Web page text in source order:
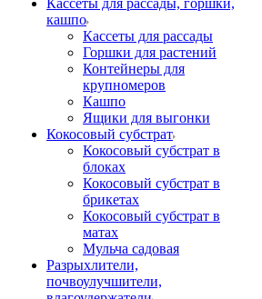
Кассеты для рассады, горшки,
кашпо
Кассеты для рассады
Горшки для растений
Контейнеры для
крупномеров
Кашпо
Ящики для выгонки
Кокосовый субстрат
Кокосовый субстрат в
блоках
Кокосовый субстрат в
брикетах
Кокосовый субстрат в
матах
Мульча садовая
Разрыхлители,
почвоулучшители,